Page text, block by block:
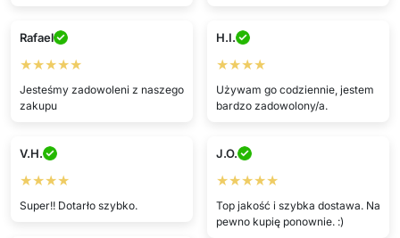
Rafael
★★★★★
Jesteśmy zadowoleni z naszego
zakupu
H.I.
★★★★
Używam go codziennie, jestem
bardzo zadowolony/a.
V.H.
★★★★
Super!! Dotarło szybko.
J.O.
★★★★★
Top jakość i szybka dostawa. Na
pewno kupię ponownie. :)